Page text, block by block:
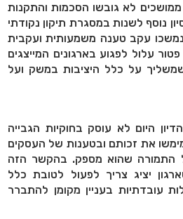
ממושכים לא גובשו הסכמות והתקנות
היה ניסיון נוסף לשנות במסגרת תיקון נקודתי
עקב טענה משמעותית ועקבית
עלול לפגוע בארגונים המייצגים
על כלל היציבות במשק ועל
היום לא עוסק בחוקיות הגבייה
את זכותם ובטענות של העסקים
התמורה שהוא מספק. בהקשר הזה
יציג צריך לפעול לטובת כלל
עובדתיות בעניין מקומן להתברר